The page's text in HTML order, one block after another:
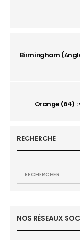
Birmingham
Orange (84) :
RECHERCHE
NOS RÉSEAUX